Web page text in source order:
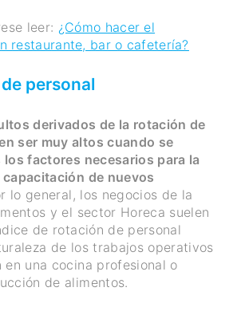
leer: ¿Cómo hacer el
restaurante, bar o cafetería?
personal
derivados de la rotación de
ser muy altos cuando se
factores necesarios para la
de nuevos
lo general, los negocios de la
y el sector Horeca suelen
de rotación de personal
de los trabajos operativos
en una cocina profesional o
de alimentos.